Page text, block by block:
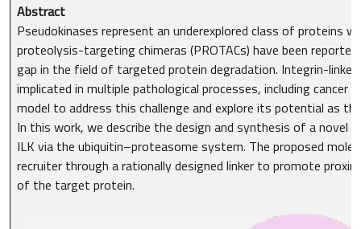
Abstract
Pseudokinases represent an underexplored class of proteins
proteolysis-targeting chimeras (PROTACs) have been
gap in the field of targeted protein degradation. Integrin-
implicated in multiple pathological processes, including cancer
model to address this challenge and explore its potential as
In this work, we describe the design and synthesis of a novel
ILK via the ubiquitin–proteasome system. The proposed
recruiter through a rationally designed linker to promote
of the target protein.